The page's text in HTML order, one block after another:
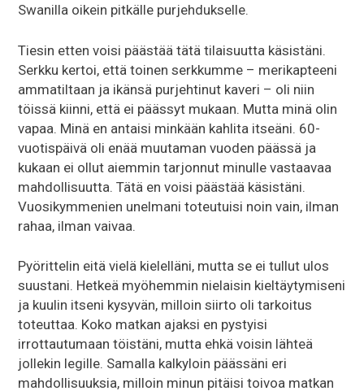
Swanilla oikein pitkälle purjehdukselle.
Tiesin etten voisi päästää tätä tilaisuutta käsistäni.
Serkku kertoi, että toinen serkkumme – merikapteeni
ammatiltaan ja ikänsä purjehtinut kaveri – oli niin
töissä kiinni, että ei päässyt mukaan. Mutta minä olin
vapaa. Minä en antaisi minkään kahlita itseäni. 60-
vuotispäivä oli enää muutaman vuoden päässä ja
kukaan ei ollut aiemmin tarjonnut minulle vastaavaa
mahdollisuutta. Tätä en voisi päästää käsistäni.
Vuosikymmenien unelmani toteutuisi noin vain, ilman
rahaa, ilman vaivaa.
Pyörittelin eitä vielä kielelläni, mutta se ei tullut ulos
suustani. Hetkeä myöhemmin nielaisin kieltäytymiseni
ja kuulin itseni kysyvän, milloin siirto oli tarkoitus
toteuttaa. Koko matkan ajaksi en pystyisi
irrottautumaan töistäni, mutta ehkä voisin lähteä
jollekin legille. Samalla kalkyloin päässäni eri
mahdollisuuksia, milloin minun pitäisi toivoa matkan